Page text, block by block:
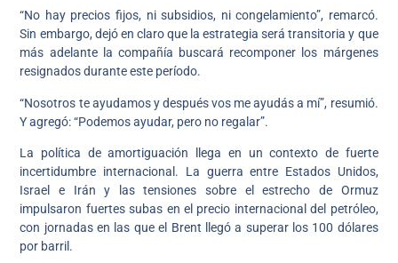
“No hay precios fijos, ni subsidios, ni congelamiento”, remarcó.
Sin embargo, dejó en claro que la estrategia será transitoria y que
más adelante la compañía buscará recomponer los márgenes
resignados durante este período.
“Nosotros te ayudamos y después vos me ayudás a mí”, resumió.
Y agregó: “Podemos ayudar, pero no regalar”.
La política de amortiguación llega en un contexto de fuerte
incertidumbre internacional. La guerra entre Estados Unidos,
Israel e Irán y las tensiones sobre el estrecho de Ormuz
impulsaron fuertes subas en el precio internacional del petróleo,
con jornadas en las que el Brent llegó a superar los 100 dólares
por barril.